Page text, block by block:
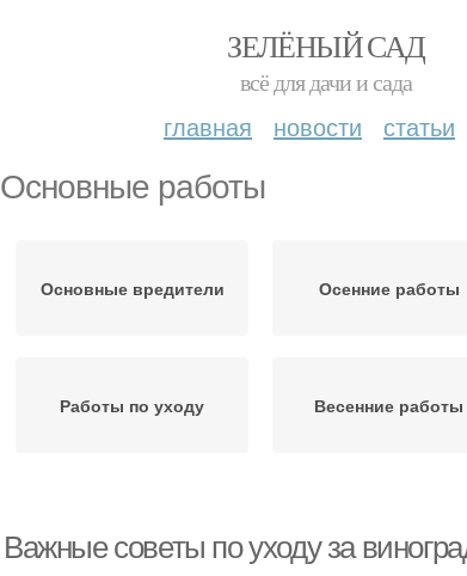
ЗЕЛЁНЫЙ САД
всё для дачи и сада
главная новости статьи
Основные работы
Основные вредители Осенние работы
Работы по уходу Весенние работы
Важные советы по уходу за